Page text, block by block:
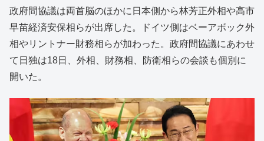
政府間協議は両首脳のほかに日本側から林芳正外相や高市
早苗経済安保相らが出席した。ドイツ側はベーアボック外
相やリントナー財務相らが加わった。政府間協議にあわせ
て日独は18日、外相、財務相、防衛相らの会談も個別に
開いた。